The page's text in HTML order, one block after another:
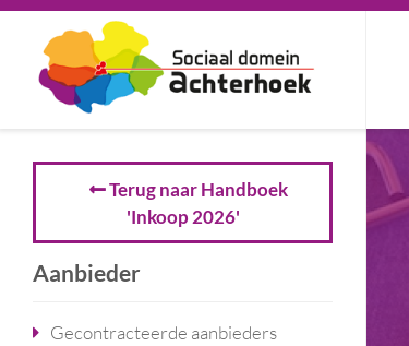
Terug naar Handboek
'Inkoop 2026'
Aanbieder
Gecontracteerde aanbieders